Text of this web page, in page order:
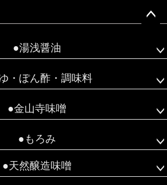
●湯浅醤油
・ぽん酢・調味料
●金山寺味噌
●もろみ
●天然醸造味噌